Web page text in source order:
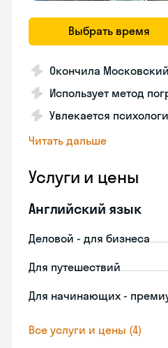
Выбрать время
Окончила
Использует метод
Увлекается
Читать дальше
Услуги и цены
Английский язык
Деловой - для бизнеса
Для путешествий
Для начинающих -
Все услуги и цены (4)